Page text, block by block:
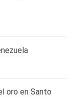
oro en Santo